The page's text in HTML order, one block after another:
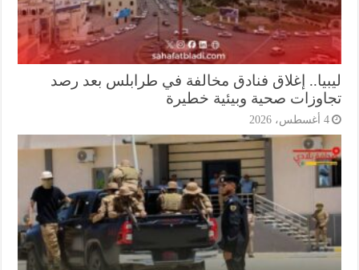
إغلاق فنادق مخالفة في طرابلس بعد رصد
صحية وبيئية خطيرة